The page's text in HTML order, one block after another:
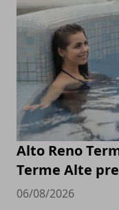
Alto Reno
Terme Alte
06/08/2026